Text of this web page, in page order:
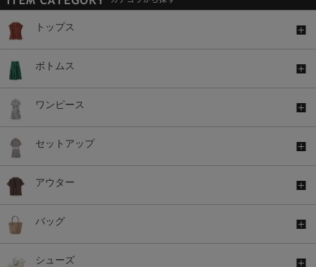
トップス
ボトムス
ワンピース
セットアップ
アウター
バッグ
シューズ